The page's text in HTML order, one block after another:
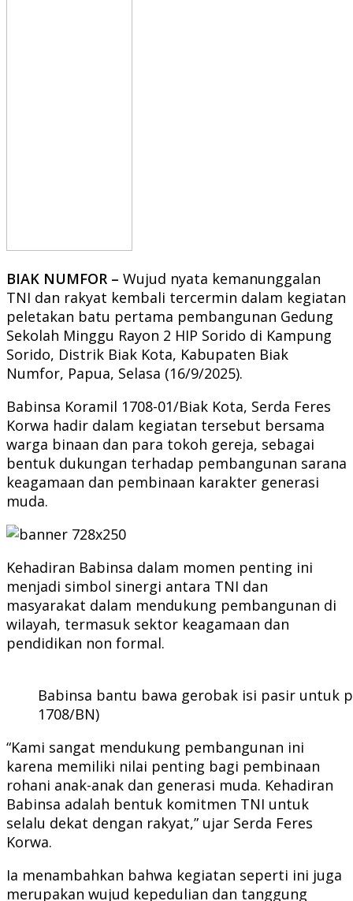
BIAK NUMFOR – Wujud nyata kemanunggalan
TNI dan rakyat kembali tercermin dalam kegiatan
peletakan batu pertama pembangunan Gedung
Sekolah Minggu Rayon 2 HIP Sorido di Kampung
Sorido, Distrik Biak Kota, Kabupaten Biak
Numfor, Papua, Selasa (16/9/2025).
Babinsa Koramil 1708-01/Biak Kota, Serda Feres
Korwa hadir dalam kegiatan tersebut bersama
warga binaan dan para tokoh gereja, sebagai
bentuk dukungan terhadap pembangunan sarana
keagamaan dan pembinaan karakter generasi
muda.
Kehadiran Babinsa dalam momen penting ini
menjadi simbol sinergi antara TNI dan
masyarakat dalam mendukung pembangunan di
wilayah, termasuk sektor keagamaan dan
pendidikan non formal.
Babinsa bantu bawa gerobak isi pasir untuk
1708/BN)
“Kami sangat mendukung pembangunan ini
karena memiliki nilai penting bagi pembinaan
rohani anak-anak dan generasi muda. Kehadiran
Babinsa adalah bentuk komitmen TNI untuk
selalu dekat dengan rakyat,” ujar Serda Feres
Korwa.
Ia menambahkan bahwa kegiatan seperti ini juga
merupakan wujud kepedulian dan tanggung